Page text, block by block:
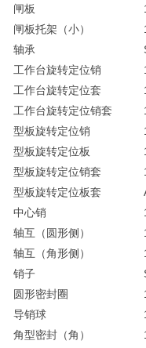
闸板
闸板托架（小）
轴承
工作台旋转定位销
工作台旋转定位套
工作台旋转定位销套
型板旋转定位销
型板旋转定位板
型板旋转定位销套
型板旋转定位板套
中心销
轴互（圆形侧）
轴互（角形侧）
销子
圆形密封圈
导销球
角型密封（角）